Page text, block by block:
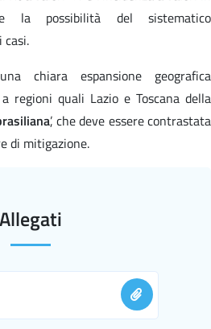
la possibilità del sistematico
chiara espansione geografica
regioni quali Lazio e Toscana della
’, che deve essere contrastata
di mitigazione.
Allegati